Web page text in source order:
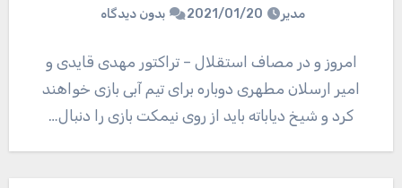
مدیر 2021/01/20 بدون دیدگاه
امروز و در مصاف استقلال – تراکتور مهدی قایدی و
امیر ارسلان مطهری دوباره برای تیم آبی بازی خواهند
کرد و شیخ دیاباته باید از روی نیمکت بازی را دنبال…